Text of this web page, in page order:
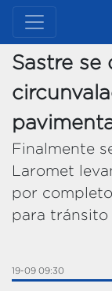
Sastre se
Finalmente
Laromet
por
para tránsito
19-09 09:30